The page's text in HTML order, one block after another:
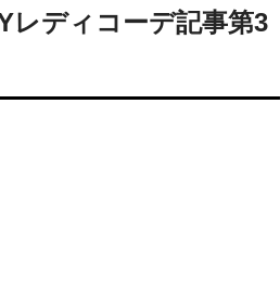
レディコーデ記事第3